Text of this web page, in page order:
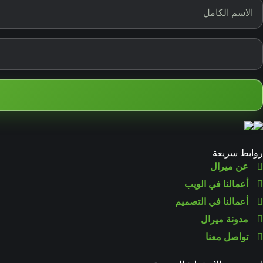
روابط سريعة
عن ميرال
أعمالنا في الويب
أعمالنا في التصميم
مدونة ميرال
تواصل معنا